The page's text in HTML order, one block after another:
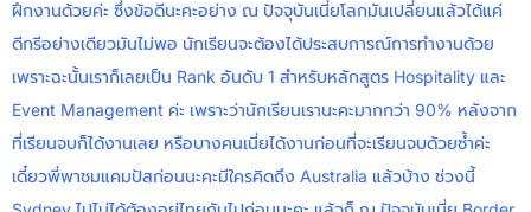
ฝึกงานด้วยค่ะ ซึ่งข้อดีนะคะอย่าง ณ ปัจจุบันเนี่ยโลกมันเปลี่ยนแล้วได้แค่
ดีกรีอย่างเดียวมันไม่พอ นักเรียนจะต้องได้ประสบการณ์การทำงานด้วย
เพราะฉะนั้นเราก็เลยเป็น Rank อันดับ 1 สำหรับหลักสูตร Hospitality และ
Event Management ค่ะ เพราะว่านักเรียนเรานะคะมากกว่า 90% หลังจาก
ที่เรียนจบก็ได้งานเลย หรือบางคนเนี่ยได้งานก่อนที่จะเรียนจบด้วยซ้ำค่ะ
เดี๋ยวพี่พาชมแคมปัสก่อนนะคะมีใครคิดถึง Australia แล้วบ้าง ช่วงนี้